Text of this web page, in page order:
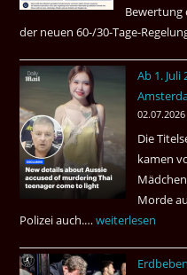
Bewertung
der neuen 60-/30-Tage-
Ab 1.
02.07.2026
Die
kamen
Morde
Polizei auch.…Ab
Juli
weiterlesen